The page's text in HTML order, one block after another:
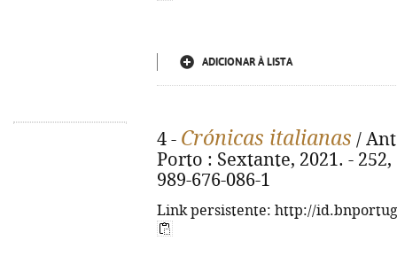
ADICIONAR À LISTA
4 - Crónicas italianas /
Porto : Sextante, 2021. -
989-676-086-1
Link persistente: http://